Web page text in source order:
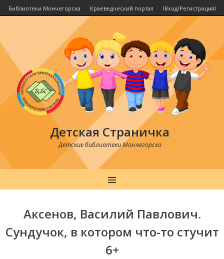
Библиотеки Мончегорска Краеведческий портал IВход/РегистрацияI
Детская Страничка
Детские библиотеки Мончегорска
MENU
Аксенов, Василий Павлович.
Сундучок, в котором что-то стучит
6+
navigation